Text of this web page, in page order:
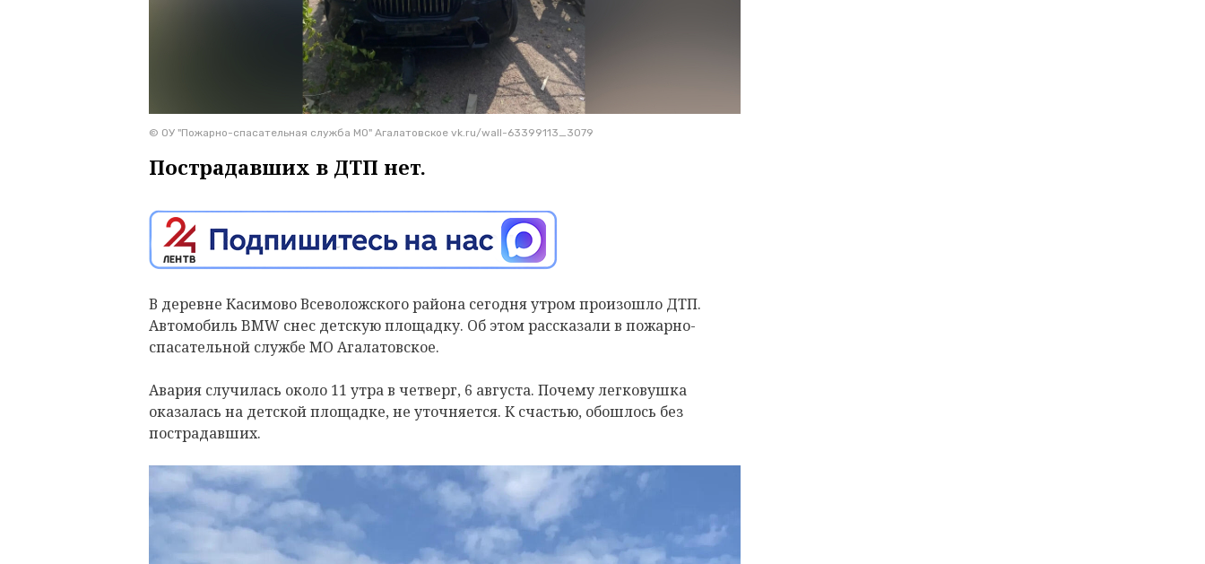
© ОУ "Пожарно-спасательная служба МО" Агалатовское vk.ru/wall-63399113_3079
Пострадавших в ДТП нет.
В деревне Касимово Всеволожского района сегодня утром произошло ДТП.
Автомобиль BMW снес детскую площадку. Об этом рассказали в пожарно-
спасательной службе МО Агалатовское.
Авария случилась около 11 утра в четверг, 6 августа. Почему легковушка
оказалась на детской площадке, не уточняется. К счастью, обошлось без
пострадавших.